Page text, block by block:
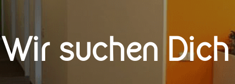
Wir suchen Dich